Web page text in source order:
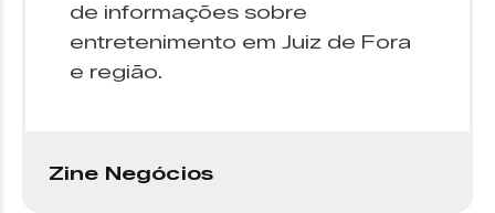
de informações sobre
entretenimento em Juiz de Fora
e região.
Zine Negócios